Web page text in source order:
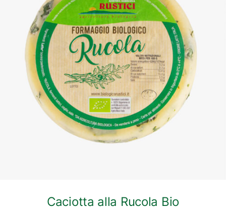
DETTAGLI
Caciotta alla Rucola Bio